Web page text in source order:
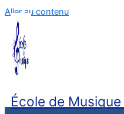
Aller au contenu
École de